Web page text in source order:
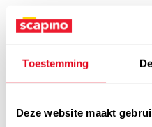
Toestemming
Deze website maakt